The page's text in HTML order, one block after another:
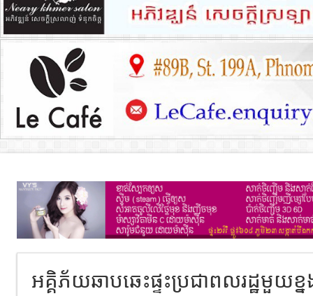
អគ្គិភ័យឆាបឆេះផ្ទះប្រជាពលរដ្ឋមួយ